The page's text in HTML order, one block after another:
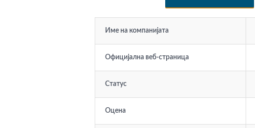
Име на компанијата
Официјална веб-страница
Статус
Оцена